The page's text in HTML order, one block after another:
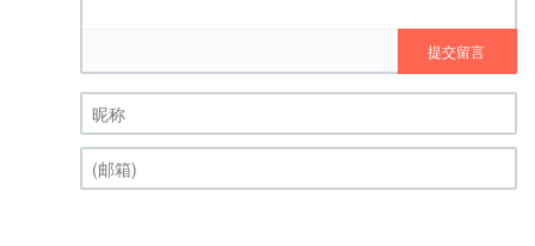
提交留言
昵称 (必填)